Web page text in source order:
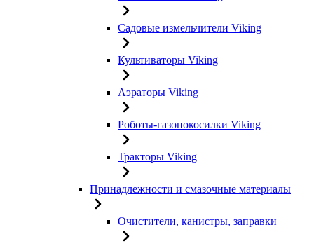
Садовые измельчители Viking
Культиваторы Viking
Аэраторы Viking
Роботы-газонокосилки Viking
Тракторы Viking
Принадлежности и смазочные материалы
Очистители, канистры, заправки